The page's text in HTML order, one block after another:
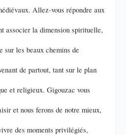
Allez-vous répondre aux
associer la dimension spirituelle,
sur les beaux chemins de
de partout, tant sur le plan
et religieux. Gigouzac vous
et nous ferons de notre mieux,
des moments privilégiés,